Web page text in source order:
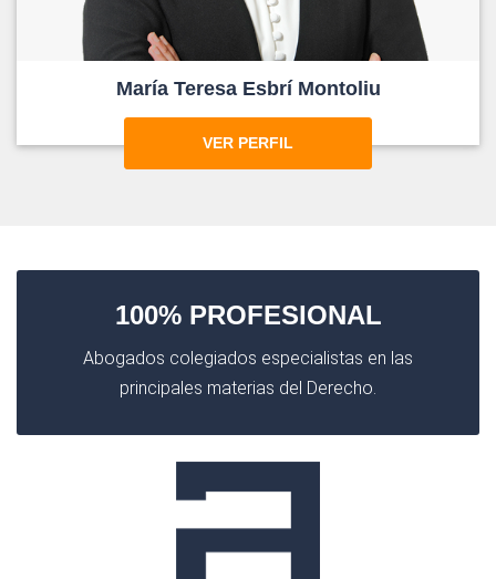
María Teresa Esbrí Montoliu
VER PERFIL
100% PROFESIONAL
Abogados colegiados especialistas en las
principales materias del Derecho.